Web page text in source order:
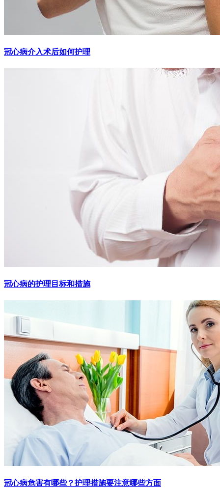
冠心病介入术后如何护理
冠心病的护理目标和措施
冠心病危害有哪些？护理措施要注意哪些方面